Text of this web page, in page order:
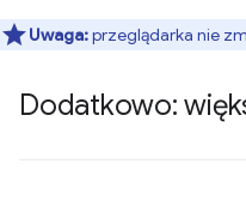
Uwaga:przeglądarka nie
Dodatkowo: